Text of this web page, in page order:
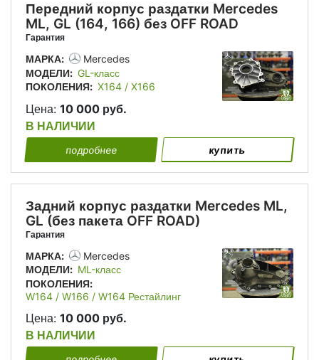
Передний корпус раздатки Mercedes
ML, GL (164, 166) без OFF ROAD
Гарантия
МАРКА:
Mercedes
МОДЕЛИ: GL-класс
ПОКОЛЕНИЯ: X164 / X166
Цена: 10 000 руб.
В НАЛИЧИИ
подробнее купить
Задний корпус раздатки Mercedes ML,
GL (без пакета OFF ROAD)
Гарантия
МАРКА:
Mercedes
МОДЕЛИ: ML-класс
ПОКОЛЕНИЯ:
W164 / W166 / W164 Рестайлинг
Цена: 10 000 руб.
В НАЛИЧИИ